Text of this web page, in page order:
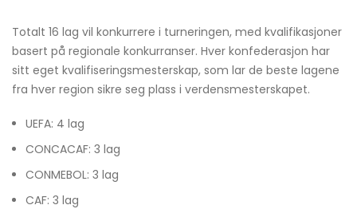
Totalt 16 lag vil konkurrere i turneringen, med kvalifikasjoner
basert på regionale konkurranser. Hver konfederasjon har
sitt eget kvalifiseringsmesterskap, som lar de beste lagene
fra hver region sikre seg plass i verdensmesterskapet.
UEFA: 4 lag
CONCACAF: 3 lag
CONMEBOL: 3 lag
CAF: 3 lag